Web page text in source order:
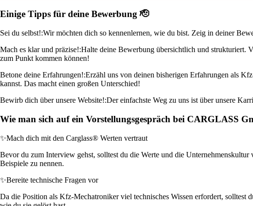
Einige Tipps für deine Bewerbung 🫡
Sei du selbst!:Wir möchten dich so kennenlernen, wie du bist. Zeig in deiner
Mach es klar und präzise!:Halte deine Bewerbung übersichtlich und strukturiert.
zum Punkt kommen können!
Betone deine Erfahrungen!:Erzähl uns von deinen bisherigen Erfahrungen als
kannst. Das macht einen großen Unterschied!
Bewirb dich über unsere Website!:Der einfachste Weg zu uns ist über unsere
Wie man sich auf ein Vorstellungsgespräch bei CARGLASS
✨Mach dich mit den Carglass® Werten vertraut
Bevor du zum Interview gehst, solltest du die Werte und die
Beispiele zu nennen.
✨Bereite technische Fragen vor
Da die Position als Kfz-Mechatroniker viel technisches Wissen erfordert, solltest